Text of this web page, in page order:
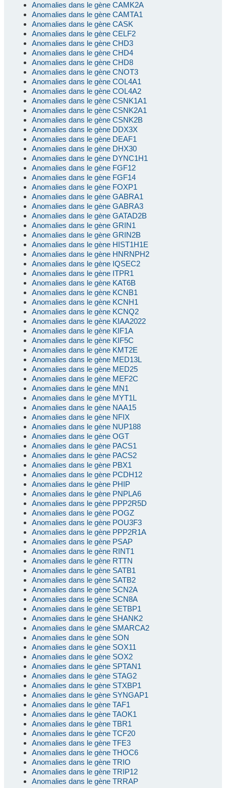
Anomalies dans le gène CAMK2A
Anomalies dans le gène CAMTA1
Anomalies dans le gène CASK
Anomalies dans le gène CELF2
Anomalies dans le gène CHD3
Anomalies dans le gène CHD4
Anomalies dans le gène CHD8
Anomalies dans le gène CNOT3
Anomalies dans le gène COL4A1
Anomalies dans le gène COL4A2
Anomalies dans le gène CSNK1A1
Anomalies dans le gène CSNK2A1
Anomalies dans le gène CSNK2B
Anomalies dans le gène DDX3X
Anomalies dans le gène DEAF1
Anomalies dans le gène DHX30
Anomalies dans le gène DYNC1H1
Anomalies dans le gène FGF12
Anomalies dans le gène FGF14
Anomalies dans le gène FOXP1
Anomalies dans le gène GABRA1
Anomalies dans le gène GABRA3
Anomalies dans le gène GATAD2B
Anomalies dans le gène GRIN1
Anomalies dans le gène GRIN2B
Anomalies dans le gène HIST1H1E
Anomalies dans le gène HNRNPH2
Anomalies dans le gène IQSEC2
Anomalies dans le gène ITPR1
Anomalies dans le gène KAT6B
Anomalies dans le gène KCNB1
Anomalies dans le gène KCNH1
Anomalies dans le gène KCNQ2
Anomalies dans le gène KIAA2022
Anomalies dans le gène KIF1A
Anomalies dans le gène KIF5C
Anomalies dans le gène KMT2E
Anomalies dans le gène MED13L
Anomalies dans le gène MED25
Anomalies dans le gène MEF2C
Anomalies dans le gène MN1
Anomalies dans le gène MYT1L
Anomalies dans le gène NAA15
Anomalies dans le gène NFIX
Anomalies dans le gène NUP188
Anomalies dans le gène OGT
Anomalies dans le gène PACS1
Anomalies dans le gène PACS2
Anomalies dans le gène PBX1
Anomalies dans le gène PCDH12
Anomalies dans le gène PHIP
Anomalies dans le gène PNPLA6
Anomalies dans le gène PPP2R5D
Anomalies dans le gène POGZ
Anomalies dans le gène POU3F3
Anomalies dans le gène PPP2R1A
Anomalies dans le gène PSAP
Anomalies dans le gène RINT1
Anomalies dans le gène RTTN
Anomalies dans le gène SATB1
Anomalies dans le gène SATB2
Anomalies dans le gène SCN2A
Anomalies dans le gène SCN8A
Anomalies dans le gène SETBP1
Anomalies dans le gène SHANK2
Anomalies dans le gène SMARCA2
Anomalies dans le gène SON
Anomalies dans le gène SOX11
Anomalies dans le gène SOX2
Anomalies dans le gène SPTAN1
Anomalies dans le gène STAG2
Anomalies dans le gène STXBP1
Anomalies dans le gène SYNGAP1
Anomalies dans le gène TAF1
Anomalies dans le gène TAOK1
Anomalies dans le gène TBR1
Anomalies dans le gène TCF20
Anomalies dans le gène TFE3
Anomalies dans le gène THOC6
Anomalies dans le gène TRIO
Anomalies dans le gène TRIP12
Anomalies dans le gène TRRAP